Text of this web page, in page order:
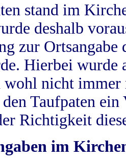
stand im
deshalb
zur
Hierbei wurde
wohl nicht
Taufpaten
Richtigkeit
im